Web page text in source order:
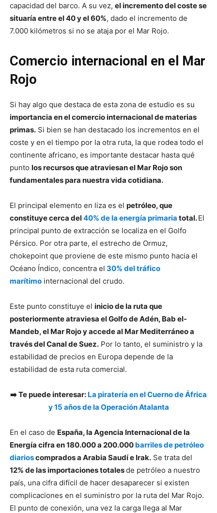
capacidad del barco. A su vez, el incremento del coste se
situaría entre el 40 y el 60%, dado el incremento de
7.000 kilómetros si no se ataja por el Mar Rojo.
Comercio internacional en el Mar
Rojo
Si hay algo que destaca de esta zona de estudio es su
importancia en el comercio internacional de materias
primas. Si bien se han destacado los incrementos en el
coste y en el tiempo por la otra ruta, la que rodea todo el
continente africano, es importante destacar hasta qué
punto los recursos que atraviesan el Mar Rojo son
fundamentales para nuestra vida cotidiana.
El principal elemento en liza es el petróleo, que
constituye cerca del40% de la energía primaria total.El
principal punto de extracción se localiza en el Golfo
Pérsico. Por otra parte, el estrecho de Ormuz,
chokepoint que proviene de este mismo punto hacia el
Océano Índico, concentra el 30% del tráfico
marítimo internacional del crudo.
Este punto constituye el inicio de la ruta que
posteriormente atraviesa el Golfo de Adén, Bab el-
Mandeb, el Mar Rojo y accede al Mar Mediterráneo a
través del Canal de Suez. Por lo tanto, el suministro y la
estabilidad de precios en Europa depende de la
estabilidad de esta ruta comercial.
➡️ Te puede interesar: La piratería en el Cuerno de África
y 15 años de la Operación Atalanta
En el caso de España, la Agencia Internacional de la
Energía cifra en 180.000 a 200.000 barriles de petróleo
diarioscomprados a Arabia Saudí e Irak. Se trata del
12% de las importaciones totalesde petróleo a nuestro
país, una cifra difícil de hacer desaparecer si existen
complicaciones en el suministro por la ruta del Mar Rojo.
El punto de conexión, una vez la carga llega al Mar